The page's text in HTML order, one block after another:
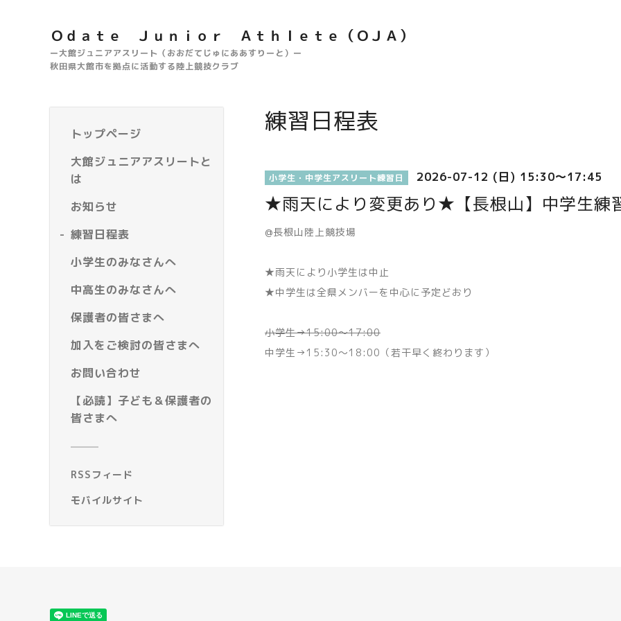
Ｏｄａｔｅ Ｊｕｎｉｏｒ Ａｔｈｌｅｔｅ（ＯＪＡ）
ー大館ジュニアアスリート（おおだてじゅにああすりーと）ー
秋田県大館市を拠点に活動する陸上競技クラブ
トップページ
大館ジュニアアスリートと
は
お知らせ
練習日程表
小学生のみなさんへ
中高生のみなさんへ
保護者の皆さまへ
加入をご検討の皆さまへ
お問い合わせ
【必読】子ども＆保護者の
皆さまへ
RSSフィード
モバイルサイト
練習日程表
小学生・中学生アスリート練習日 2026-07-12 (日) 15:30～17:45
★雨天により変更あり★【長根山】中学生練
@長根山陸上競技場
★雨天により小学生は中止
★中学生は全県メンバーを中心に予定どおり
小学生→15:00〜17:00
中学生→15:30〜18:00（若干早く終わります）